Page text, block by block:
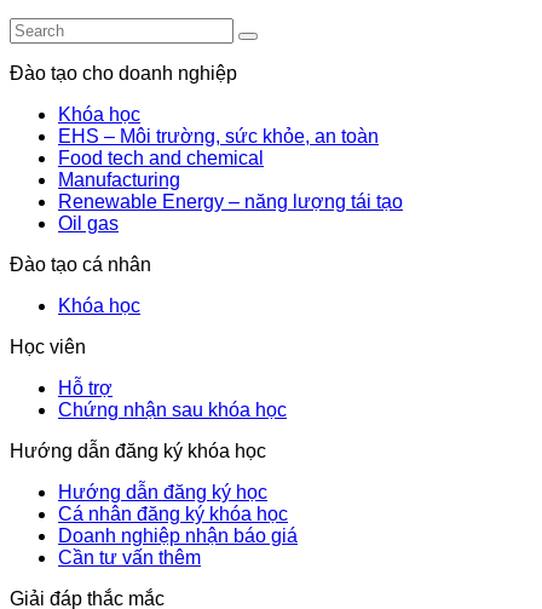
Đào tạo cho doanh nghiệp
Khóa học
EHS – Môi trường, sức khỏe, an toàn
Food tech and chemical
Manufacturing
Renewable Energy – năng lượng tái tạo
Oil gas
Đào tạo cá nhân
Khóa học
Học viên
Hỗ trợ
Chứng nhận sau khóa học
Hướng dẫn đăng ký khóa học
Hướng dẫn đăng ký học
Cá nhân đăng ký khóa học
Doanh nghiệp nhận báo giá
Cần tư vấn thêm
Giải đáp thắc mắc